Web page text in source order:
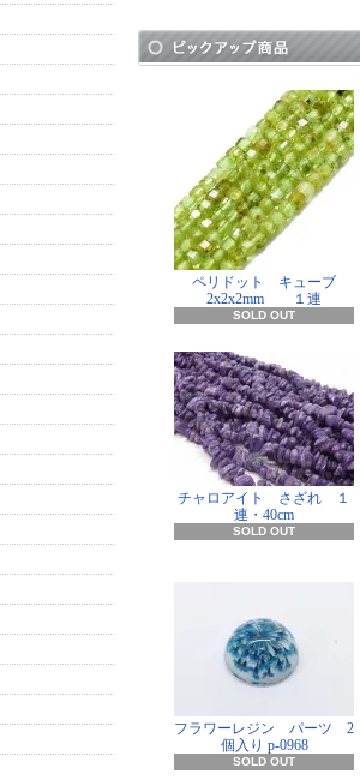
ペリドット キューブ
2x2x2mm １連
SOLD OUT
チャロアイト さざれ １
連・40cm
SOLD OUT
フラワーレジン パーツ 2
個入り p-0968
SOLD OUT